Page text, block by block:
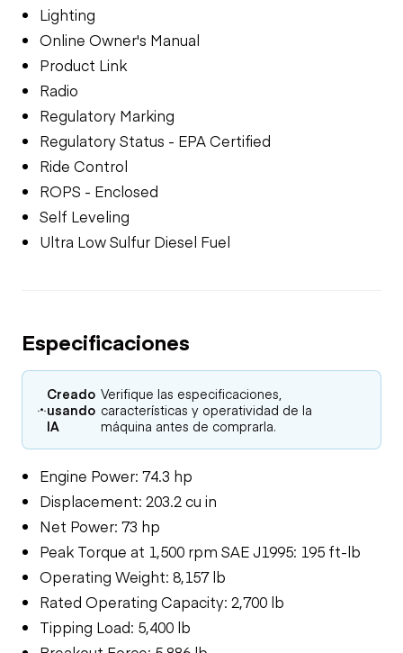
Lighting
Online Owner's Manual
Product Link
Radio
Regulatory Marking
Regulatory Status - EPA Certified
Ride Control
ROPS - Enclosed
Self Leveling
Ultra Low Sulfur Diesel Fuel
Especificaciones
Creado
usando
IA
Verifique las especificaciones,
características y operatividad de la
máquina antes de comprarla.
Engine Power: 74.3 hp
Displacement: 203.2 cu in
Net Power: 73 hp
Peak Torque at 1,500 rpm SAE J1995: 195 ft-lb
Operating Weight: 8,157 lb
Rated Operating Capacity: 2,700 lb
Tipping Load: 5,400 lb